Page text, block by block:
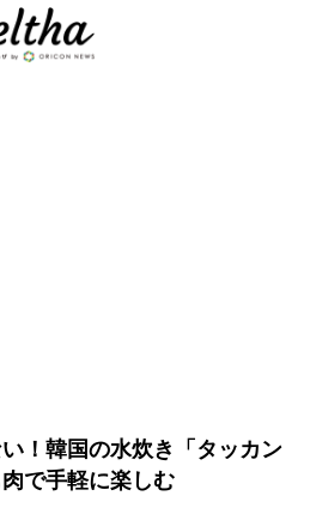
！韓国の水炊き「タッカン
で手軽に楽しむ